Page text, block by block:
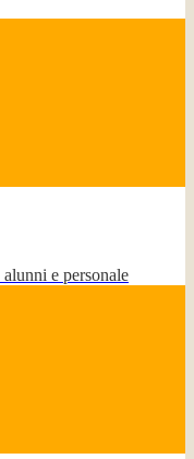
e personale